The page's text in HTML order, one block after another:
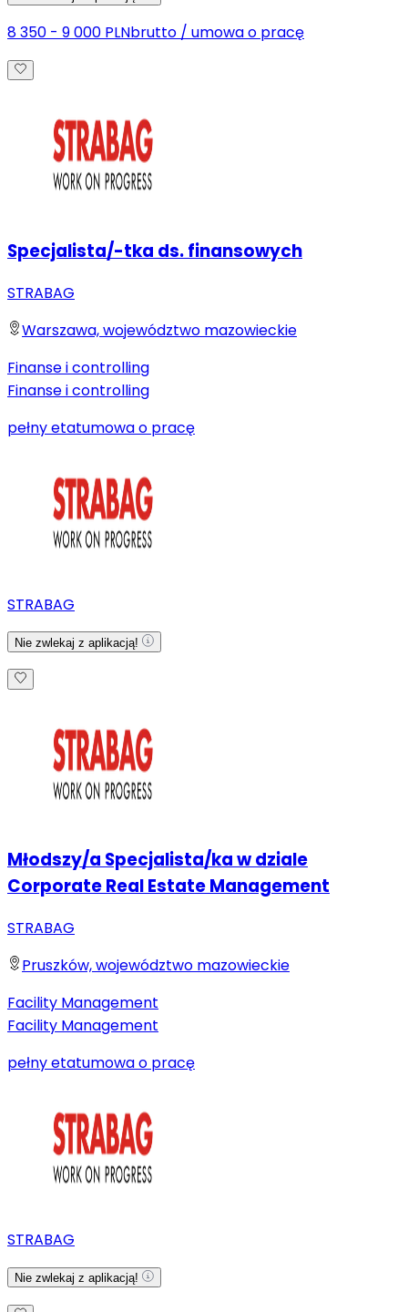
8 350 - 9 000 PLNbrutto / umowa o pracę
Specjalista/-tka ds. finansowych
STRABAG
Warszawa, województwo mazowieckie
Finanse i controlling
Finanse i controlling
pełny etatumowa o pracę
STRABAG
Nie zwlekaj z aplikacją!
Młodszy/a Specjalista/ka w dziale
Corporate Real Estate Management
STRABAG
Pruszków, województwo mazowieckie
Facility Management
Facility Management
pełny etatumowa o pracę
STRABAG
Nie zwlekaj z aplikacją!